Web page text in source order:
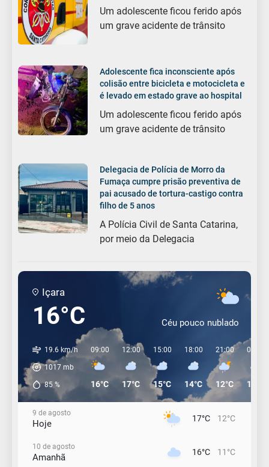
Um adolescente ficou ferido após
um grave acidente de trânsito
Adolescente fica inconsciente após
colisão entre bicicleta e motocicleta e
é levado em estado grave ao hospital
Um adolescente ficou ferido após
um grave acidente de trânsito
Delegacia de Polícia de Morro da
Fumaça cumpre prisão preventiva de
pai acusado de tortura-castigo contra
filho de 5 anos
A Polícia Civil de Santa Catarina,
por meio da Delegacia
Içara
16°C Céu pouco nublado
19.6 km/h
1017 mb
85 %
09:00
16°C
12:00
17°C
15:00
15°C
18:00
14°C
21:00
12°C
00:00
12°C
9 de agosto
Hoje 17°C 12°C
10 de agosto
Amanhã 16°C 11°C